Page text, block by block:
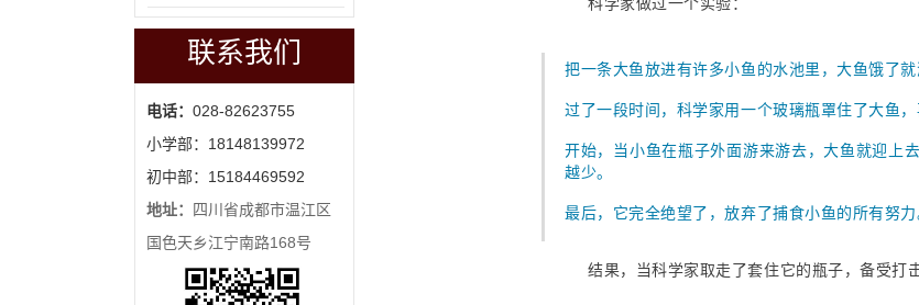
联系我们
电话： 028-82623755
小学部：18148139972
初中部：15184469592
地址：
四川省成都市温江区
国色天乡江宁南路168号
把一条大鱼放进有许多小鱼的水池里，大鱼饿了
过了一段时间，科学家用一个玻璃瓶罩住了大鱼，
开始，当小鱼在瓶子外面游来游去，大鱼就迎
越少。
最后，它完全绝望了，放弃了捕食小鱼的所有努力
结果，当科学家取走了套住它的瓶子，备受打